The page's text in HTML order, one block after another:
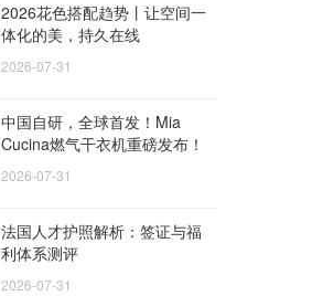
2026花色搭配趋势丨让空间一
体化的美，持久在线
2026-07-31
中国自研，全球首发！Mia
Cucina燃气干衣机重磅发布！
2026-07-31
法国人才护照解析：签证与福
利体系测评
2026-07-31